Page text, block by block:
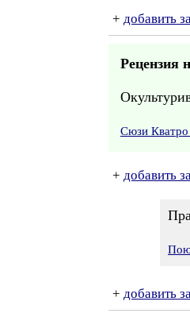
+ добавить
Рецензия
Сюзи Кватро
+ добавить
+ добавить